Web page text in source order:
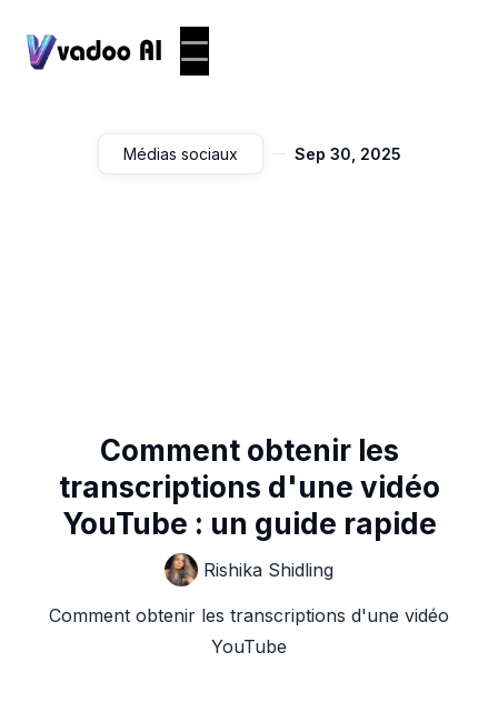
Médias sociaux Sep 30, 2025
Comment obtenir les
transcriptions d'une vidéo
YouTube : un guide rapide
Rishika Shidling
Comment obtenir les transcriptions d'une vidéo
YouTube